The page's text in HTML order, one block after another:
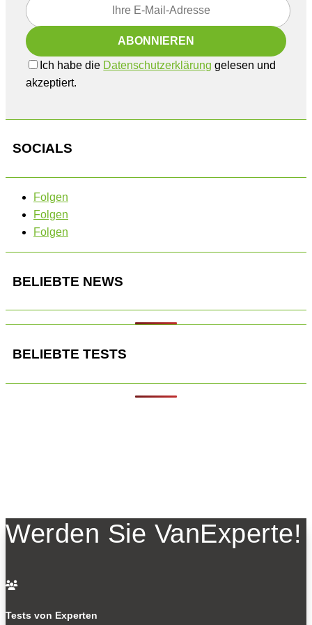
Ich habe die Datenschutzerklärung gelesen und
akzeptiert.
SOCIALS
Folgen
Folgen
Folgen
BELIEBTE NEWS
BELIEBTE TESTS
Werden Sie VanExperte!

Tests von Experten